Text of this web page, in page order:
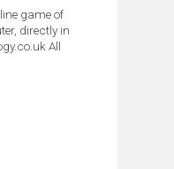
game of
directly in
All